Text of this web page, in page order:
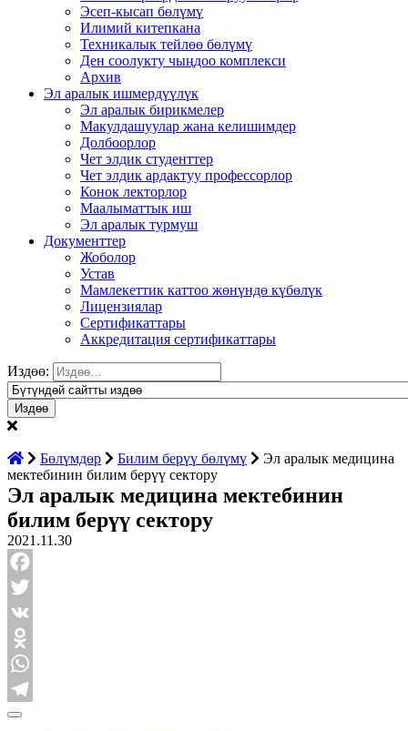
Эсеп-кысап бөлүмү
Илимий китепкана
Техникалык тейлөө бөлүмү
Ден соолукту чыңдоо комплекси
Архив
Эл аралык ишмердүүлүк
Эл аралык бирикмелер
Макулдашуулар жана келишимдер
Долбоорлор
Чет элдик студенттер
Чет элдик ардактуу профессорлор
Конок лекторлор
Маалыматтык иш
Эл аралык турмуш
Документтер
Жоболор
Устав
Мамлекеттик каттоо жөнүндө күбөлүк
Лицензиялар
Сертификаттары
Аккредитация сертификаттары
Издөө:
Бөлүмдөр Билим берүү бөлүмү
Эл аралык медицина
мектебинин билим берүү сектору
Эл аралык медицина мектебинин
билим берүү сектору
2021.11.30
Facebook
Twitter
VK
Odnoklassniki
WhatsApp
Telegram